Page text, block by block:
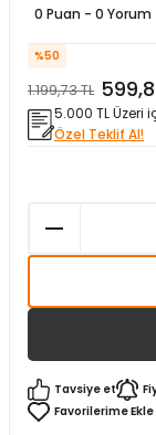
0 Puan - 0 Yorum
%50
1.199,73 TL
5.000 TL Üzeri
Özel Teklif Al!
Tavsiye et